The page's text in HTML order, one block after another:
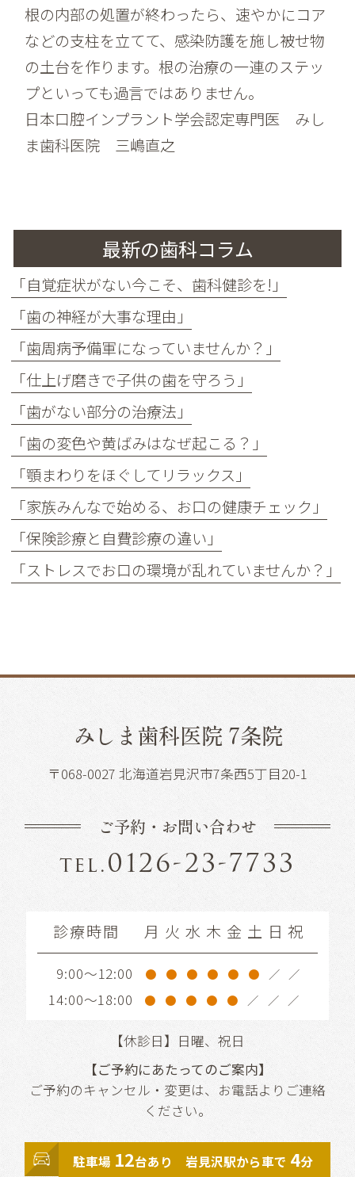
根の内部の処置が終わったら、速やかにコア
などの支柱を立てて、感染防護を施し被せ物
の土台を作ります。根の治療の一連のステッ
プといっても過言ではありません。
日本口腔インプラント学会認定専門医 みし
ま歯科医院 三嶋直之
最新の歯科コラム
「自覚症状がない今こそ、歯科健診を!」
「歯の神経が大事な理由」
「歯周病予備軍になっていませんか？」
「仕上げ磨きで子供の歯を守ろう」
「歯がない部分の治療法」
「歯の変色や黄ばみはなぜ起こる？」
「顎まわりをほぐしてリラックス」
「家族みんなで始める、お口の健康チェック」
「保険診療と自費診療の違い」
「ストレスでお口の環境が乱れていませんか？」
みしま歯科医院 7条院
〒068-0027 北海道岩見沢市7条西5丁目20-1
ご予約・お問い合わせ
tel.0126-23-7733
診療時間 月 火 水 木 金 土 日 祝
9:00～12:00 ● ● ● ● ● ● ／ ／
14:00～18:00 ● ● ● ● ● ／ ／ ／
【休診日】日曜、祝日
【ご予約にあたってのご案内】
ご予約のキャンセル・変更は、お電話よりご連絡
ください。
駐車場 12台あり 岩見沢駅から車で 4分